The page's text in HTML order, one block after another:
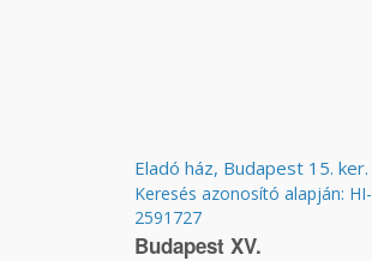
Eladó ház, Budapest 15. ker.
Keresés azonosító alapján: HI-
2591727
Budapest XV.